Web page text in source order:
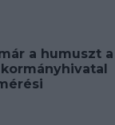
a humuszt a